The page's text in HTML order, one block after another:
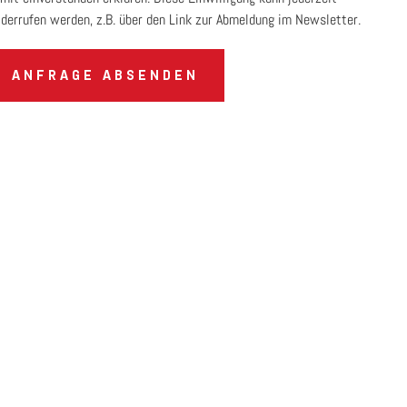
werden, z.B. über den Link zur Abmeldung im Newsletter.
ANFRAGE ABSENDEN